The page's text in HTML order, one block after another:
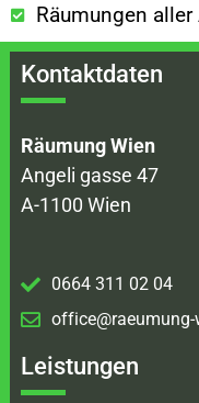
Räumungen aller
Kontaktdaten
Räumung Wien
Angeli gasse 47
A-1100 Wien
0664 311 02 04
Leistungen